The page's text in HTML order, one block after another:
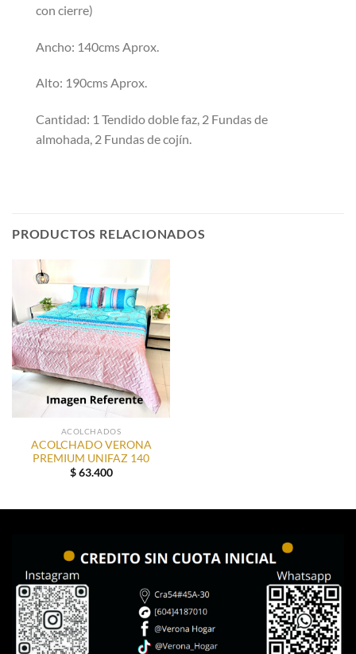
con cierre)
Ancho: 140cms Aprox.
Alto: 190cms Aprox.
Cantidad: 1 Tendido doble faz, 2 Fundas de
almohada, 2 Fundas de cojín.
PRODUCTOS RELACIONADOS
ACOLCHADOS
ACOLCHADO VERONA
PREMIUM UNIFAZ 140
$63.400